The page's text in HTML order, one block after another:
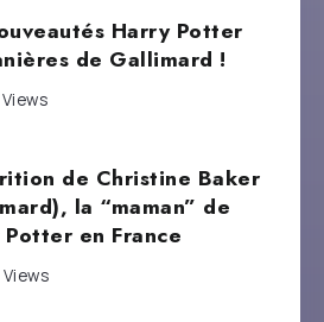
Harry Potter
de Gallimard !
de Christine Baker
la “maman” de
en France